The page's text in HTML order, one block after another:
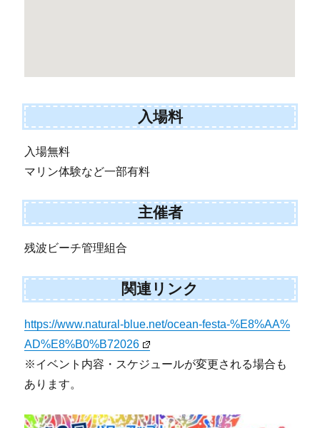
入場料
入場無料
マリン体験など一部有料
主催者
残波ビーチ管理組合
関連リンク
https://www.natural-blue.net/ocean-festa-%E8%AA%
AD%E8%B0%B72026
※イベント内容・スケジュールが変更される場合も
あります。